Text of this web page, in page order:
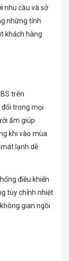
nhu cầu và sở
những tính
khách hàng
trên
đối trong mọi
ấm giúp
khi vào mùa
lạnh dễ
điều khiển
tùy chỉnh nhiệt
gian ngồi